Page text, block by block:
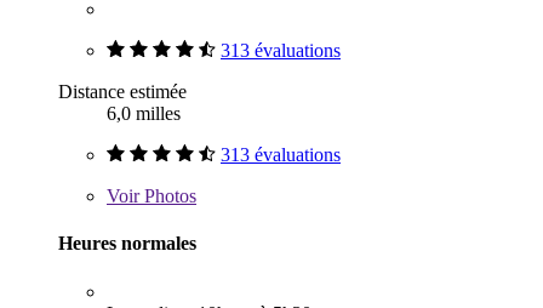
313 évaluations
Distance estimée
6,0 milles
313 évaluations
VoirPhotos
Heures normales